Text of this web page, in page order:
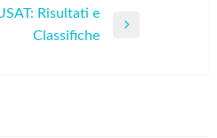
Risultati e
Classifiche